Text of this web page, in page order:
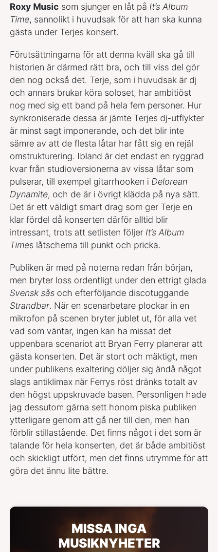
Roxy Music som sjunger en låt på It’s Album
Time, sannolikt i huvudsak för att han ska kunna
gästa under Terjes konsert.
Förutsättningarna för att denna kväll ska gå till
historien är därmed rätt bra, och till viss del gör
den nog också det. Terje, som i huvudsak är dj
och annars brukar köra soloset, har ambitiöst
nog med sig ett band på hela fem personer. Hur
synkroniserade dessa är jämte Terjes dj-utflykter
är minst sagt imponerande, och det blir inte
sämre av att de flesta låtar har fått sig en rejäl
omstrukturering. Ibland är det endast en ryggrad
kvar från studioversionerna av vissa låtar som
pulserar, till exempel gitarrhooken i Delorean
Dynamite, och de är i övrigt klädda på nya sätt.
Det är ett väldigt smart drag som ger Terje en
klar fördel då konserten därför alltid blir
intressant, trots att setlisten följer It’s Album
Times låtschema till punkt och pricka.
Publiken är med på noterna redan från början,
men bryter loss ordentligt under den ettrigt glada
Svensk sås och efterföljande discotuggande
Strandbar. När en scenarbetare plockar in en
mikrofon på scenen bryter jublet ut, för alla vet
vad som väntar, ingen kan ha missat det
uppenbara scenariot att Bryan Ferry planerar att
gästa konserten. Det är stort och mäktigt, men
under publikens exaltering döljer sig ändå något
slags antiklimax när Ferrys röst dränks totalt av
den högst uppskruvade basen. Personligen hade
jag dessutom gärna sett honom piska publiken
ytterligare genom att gå ner till den, men han
förblir stillastående. Det finns något i det som är
talande för hela konserten, det är både ambitiöst
och skickligt utfört, men det finns utrymme för att
göra det ännu lite bättre.
MISSA INGA
MUSIKNYHETER